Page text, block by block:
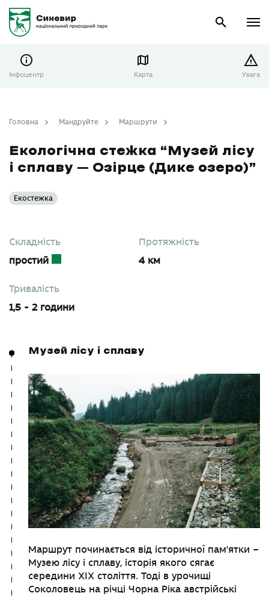
Інфоцентр Карта Увага
Головна Мандруйте
Маршрути
Екологічна стежка “Музей лісу
і сплаву – Озірце (Дике озеро)”
Екостежка
Складність
простий
Протяжність
4 км
Тривалість
1,5 - 2 години
Музей лісу і сплаву
Маршрут починається від історичної пам’ятки –
Музею лісу і сплаву, історія якого сягає
середини ХІХ століття. Тоді в урочищі
Соколовець на річці Чорна Ріка австрійські